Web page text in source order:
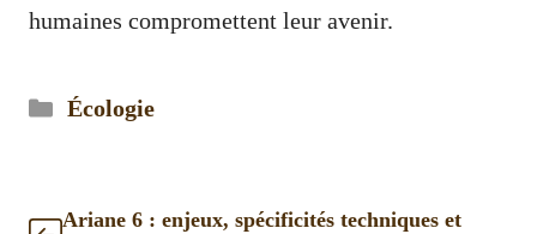
humaines compromettent leur avenir.
Catégories
Écologie
Ariane 6 : enjeux, spécificités techniques et